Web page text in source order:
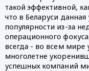
такой эффективной,
что в Беларуси
популярности из-за
операционного
всегда - во всем мире
многолетне
успешных компаний